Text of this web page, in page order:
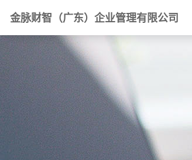
金脉财智（广东）企业管理有限公司